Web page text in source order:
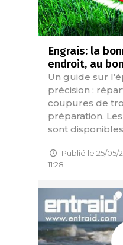
Engrais: la
endroit, au
Un guide sur
précision :
coupures de
préparation.
sont
Publié le 25/05/
11:28